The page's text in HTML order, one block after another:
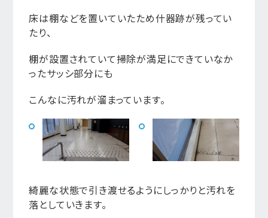
床は棚などを置いていたため什器跡が残ってい
たり、
棚が設置されていて掃除が満足にできていなか
ったサッシ部分にも
こんなに汚れが溜まっています。
綺麗な状態で引き渡せるようにしっかりと汚れを
落としていきます。